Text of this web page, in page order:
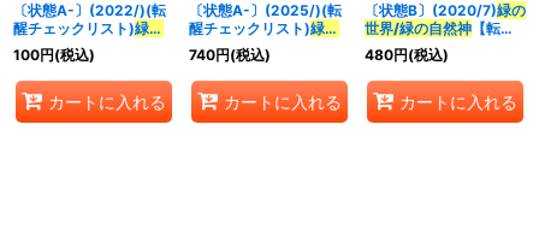
〔状態A-〕(2022/)(転
醒チェックリスト)緑の
世界/緑の自然神
{BS53-TX03a/BS53-
TX03b}《緑》
100円(税込)
カートに入れる
〔状態A-〕(2025/)(転
醒チェックリスト)緑の
世界/緑の自然神
{BS73-TCP03a/BS73-
TCP03b}《緑》
740円(税込)
カートに入れる
〔状態B〕(2020/7)緑の
世界/緑の自然神【転醒
X】{BS53-
TX03a/BS53-TX03b}
《緑》
480円(税込)
カートに入れる